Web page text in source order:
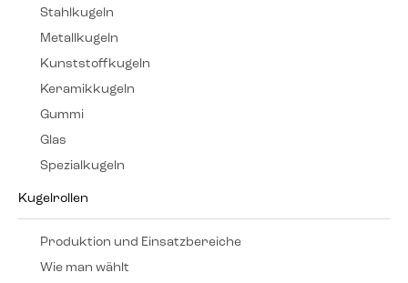
Stahlkugeln
Metallkugeln
Kunststoffkugeln
Keramikkugeln
Gummi
Glas
Spezialkugeln
Kugelrollen
Produktion und Einsatzbereiche
Wie man wählt